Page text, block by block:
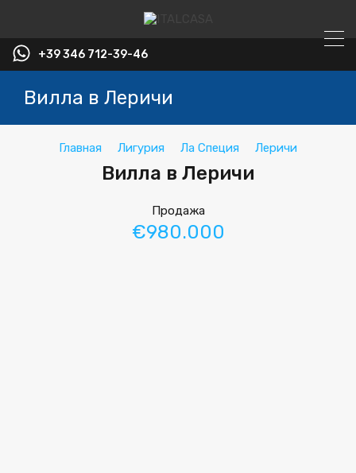
+39 346 712-39-46
Вилла в Леричи
Главная Лигурия Ла Специя Леричи
Вилла в Леричи
Продажа
€980.000